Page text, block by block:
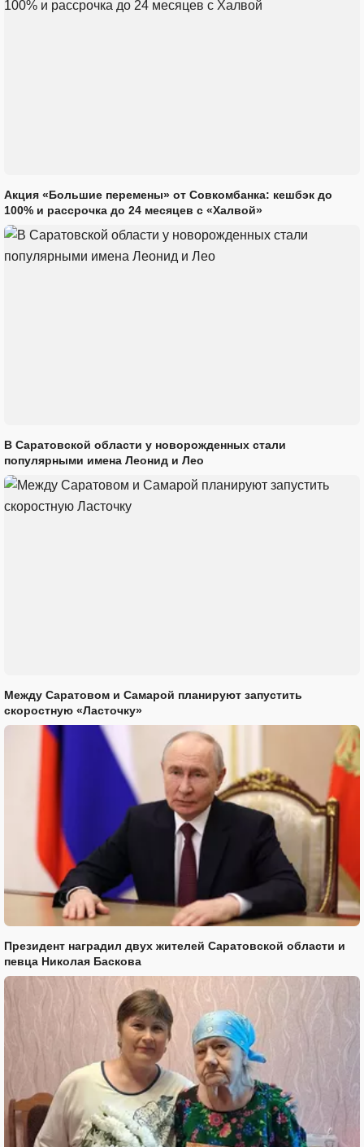
Акция «Большие перемены» от Совкомбанка: кешбэк до
100% и рассрочка до 24 месяцев с «Халвой»
В Саратовской области у новорожденных стали
популярными имена Леонид и Лео
Между Саратовом и Самарой планируют запустить
скоростную «Ласточку»
Президент наградил двух жителей Саратовской области и
певца Николая Баскова